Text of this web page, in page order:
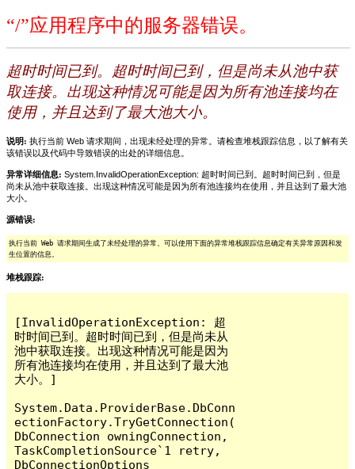
“/”应用程序中的服务器错误。
超时时间已到。超时时间已到，但是尚未从池中获
取连接。出现这种情况可能是因为所有池连接均在
使用，并且达到了最大池大小。
说明: 执行当前 Web 请求期间，出现未经处理的异常。请检查堆栈跟踪信息，以了解有关
该错误以及代码中导致错误的出处的详细信息。
异常详细信息: System.InvalidOperationException: 超时时间已到。超时时间已到，但是
尚未从池中获取连接。出现这种情况可能是因为所有池连接均在使用，并且达到了最大池
大小。
源错误:
执行当前 Web 请求期间生成了未经处理的异常。可以使用下面的异常堆栈跟踪信息确定有关异常原因和发
生位置的信息。
堆栈跟踪:
[InvalidOperationException: 超
时时间已到。超时时间已到，但是尚未从
池中获取连接。出现这种情况可能是因为
所有池连接均在使用，并且达到了最大池
大小。]
System.Data.ProviderBase.DbConn
ectionFactory.TryGetConnection(
DbConnection owningConnection,
TaskCompletionSource`1 retry,
DbConnectionOptions